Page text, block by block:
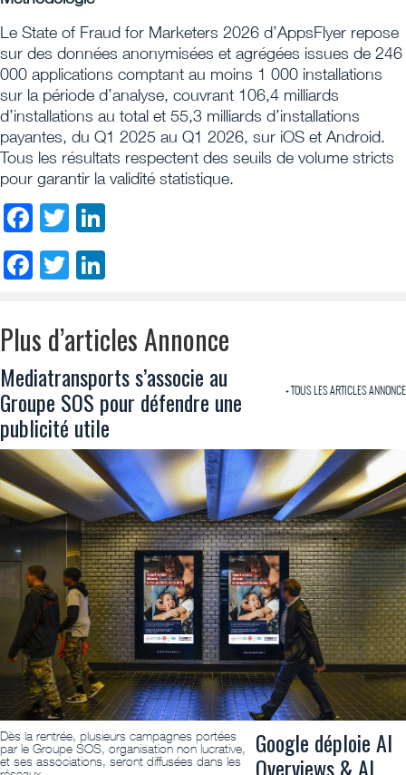
Le State of Fraud for Marketers 2026 d’AppsFlyer repose
sur des données anonymisées et agrégées issues de 246
000 applications comptant au moins 1 000 installations
sur la période d’analyse, couvrant 106,4 milliards
d’installations au total et 55,3 milliards d’installations
payantes, du Q1 2025 au Q1 2026, sur iOS et Android.
Tous les résultats respectent des seuils de volume stricts
pour garantir la validité statistique.
Facebook
Twitter
Facebook
Twitter
Plus d’articles Annonce
+ TOUS LES ARTICLES ANNONCE
Mediatransports s’associe au
Groupe SOS pour défendre une
publicité utile
Dès la rentrée, plusieurs campagnes portées
par le Groupe SOS, organisation non lucrative,
et ses associations, seront diffusées dans les
Google déploie AI
Overviews & AI